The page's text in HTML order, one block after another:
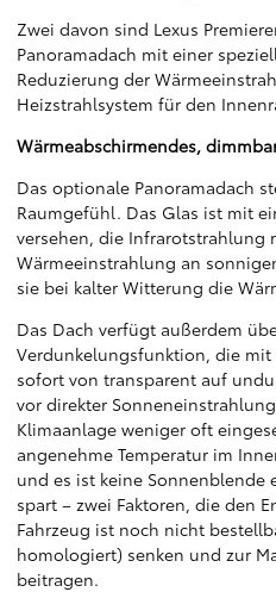
Zwei davon sind Lexus
Panoramadach mit einer
Reduzierung der
Heizstrahlsystem für den
Wärmeabschirmendes,
Das optionale Panoramadach
Raumgefühl. Das Glas ist mit
versehen, die Infrarotstrahlung
Wärmeeinstrahlung an
sie bei kalter Witterung die
Das Dach verfügt außerdem
Verdunkelungsfunktion, die
sofort von transparent auf
vor direkter
Klimaanlage weniger oft
angenehme Temperatur im
und es ist keine Sonnenblende
spart – zwei Faktoren, die den
Fahrzeug ist noch nicht
homologiert) senken und zur
beitragen.